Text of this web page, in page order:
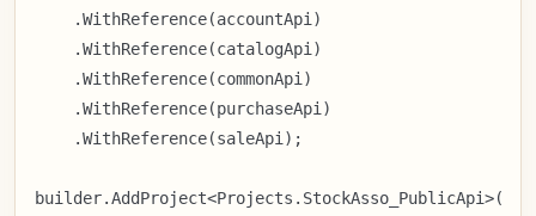
    .WithReference(accountApi)
    .WithReference(catalogApi)
    .WithReference(commonApi)
    .WithReference(purchaseApi)
    .WithReference(saleApi);